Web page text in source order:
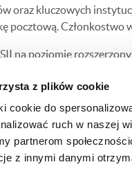
z plików cookie
cookie do
ruch w naszej
partnerom
z innymi danymi
kluczowych
pocztową.
na poziomie